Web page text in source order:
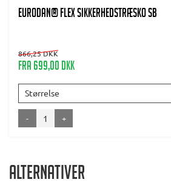
EURODAN® Flex Sikkerhedstræsko SB
866,25 DKK
Fra 699,00 DKK
Størrelse
- +
Alternativer